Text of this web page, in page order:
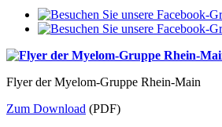
Flyer der Myelom-Gruppe Rhein-Main
Zum Download (PDF)